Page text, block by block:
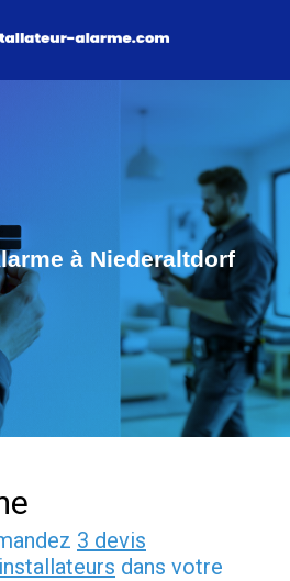
à Niederaltdorf
3 devis
installateurs dans votre